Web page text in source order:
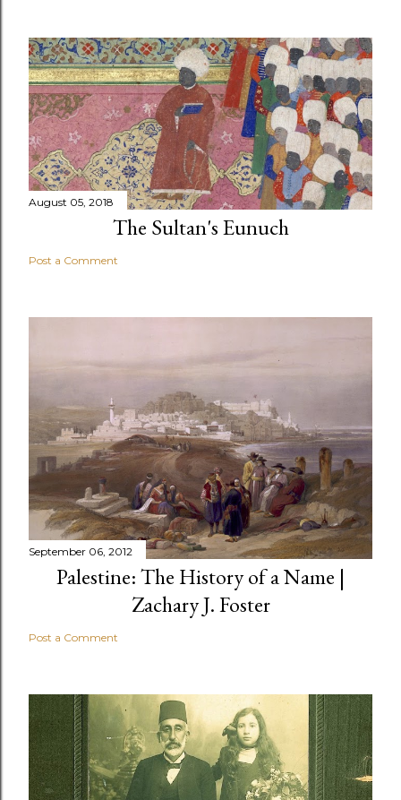
August 05, 2018
The Sultan's Eunuch
Post a Comment
September 06, 2012
Palestine: The History of a Name |
Zachary J. Foster
Post a Comment